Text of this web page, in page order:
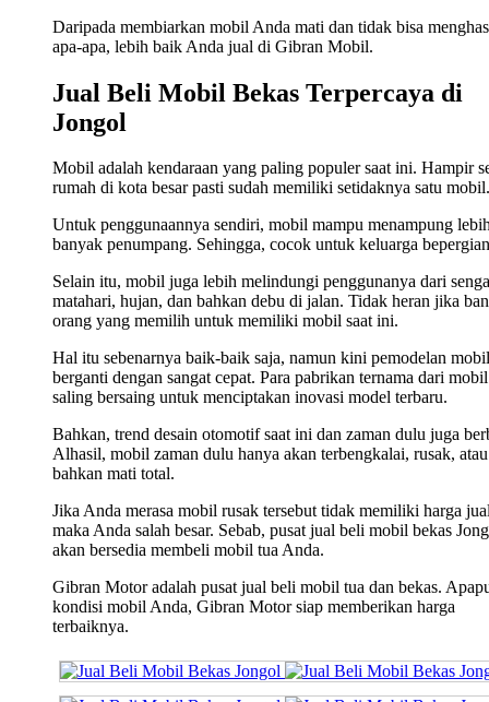
Daripada membiarkan mobil Anda mati dan tidak bisa
apa-apa, lebih baik Anda jual di Gibran Mobil.
Jual Beli Mobil Bekas Terpercaya di
Jongol
Mobil adalah kendaraan yang paling populer saat ini. Hampir
rumah di kota besar pasti sudah memiliki setidaknya satu mobil.
Untuk penggunaannya sendiri, mobil mampu menampung
banyak penumpang. Sehingga, cocok untuk keluarga
Selain itu, mobil juga lebih melindungi penggunanya dari
matahari, hujan, dan bahkan debu di jalan. Tidak heran jika
orang yang memilih untuk memiliki mobil saat ini.
Hal itu sebenarnya baik-baik saja, namun kini pemodelan mobil
berganti dengan sangat cepat. Para pabrikan ternama dari
saling bersaing untuk menciptakan inovasi model terbaru.
Bahkan, trend desain otomotif saat ini dan zaman dulu juga
Alhasil, mobil zaman dulu hanya akan terbengkalai, rusak, atau
bahkan mati total.
Jika Anda merasa mobil rusak tersebut tidak memiliki harga
maka Anda salah besar. Sebab, pusat jual beli mobil bekas
akan bersedia membeli mobil tua Anda.
Gibran Motor adalah pusat jual beli mobil tua dan bekas.
kondisi mobil Anda, Gibran Motor siap memberikan harga
terbaiknya.